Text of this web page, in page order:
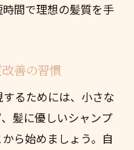
間で理想の髪質を手
善の習慣
るためには、小さな
髪に優しいシャンプ
ら始めましょう。自